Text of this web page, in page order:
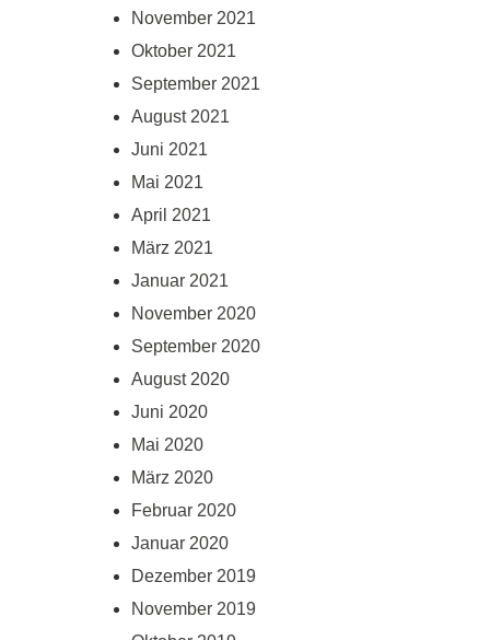
November 2021
Oktober 2021
September 2021
August 2021
Juni 2021
Mai 2021
April 2021
März 2021
Januar 2021
November 2020
September 2020
August 2020
Juni 2020
Mai 2020
März 2020
Februar 2020
Januar 2020
Dezember 2019
November 2019